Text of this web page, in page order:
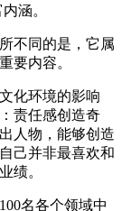
涵。
不同的是，它属
要内容。
化环境的影响
责任感创造奇
人物，能够创造
己并非最喜欢和
绩。
名各个领域中